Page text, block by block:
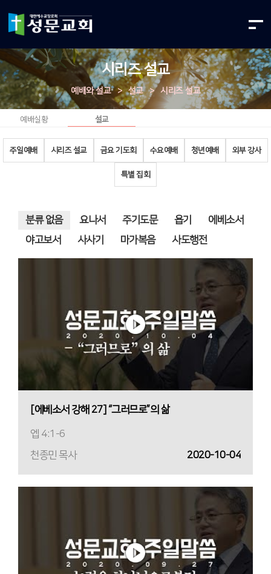
시리즈 설교
예배와 설교 > 설교 > 시리즈 설교
예배실황 설교
주일예배 시리즈 설교 금요 기도회 수요예배 청년예배 외부 강사
특별 집회
분류 없음 요나서 주기도문 욥기
에베소서
야고보서
사사기 마가복음 사도행전
[에베소서 강해 27] “그러므로”의 삶
엡 4:1-6
천종민 목사
2020-10-04